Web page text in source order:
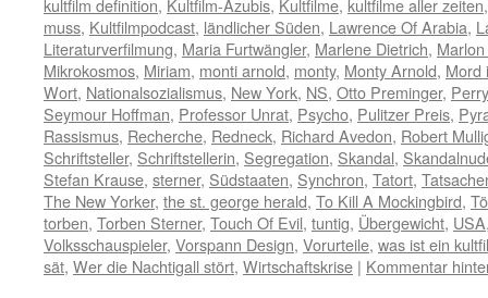
kultfilm definition, Kultfilm-Azubis, Kultfilme, kultfilme aller zeiten
muss, Kultfilmpodcast, ländlicher Süden, Lawrence Of Arabia,
Literaturverfilmung, Maria Furtwängler, Marlene Dietrich,
Mikrokosmos, Miriam, monti arnold, monty, Monty Arnold, Mord
Wort, Nationalsozialismus, New York, NS, Otto Preminger,
Seymour Hoffman, Professor Unrat, Psycho, Pulitzer Preis,
Rassismus, Recherche, Redneck, Richard Avedon, Robert
Schriftsteller, Schriftstellerin, Segregation, Skandal,
Stefan Krause, sterner, Südstaaten, Synchron, Tatort,
The New Yorker, the st. george herald, To Kill A Mockingbird,
torben, Torben Sterner, Touch Of Evil, tuntig, Übergewicht, USA
Volksschauspieler, Vorspann Design, Vorurteile, was ist ein
sät, Wer die Nachtigall stört, Wirtschaftskrise | Kommentar